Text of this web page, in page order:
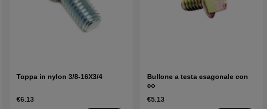
Toppa in nylon 3/8-16X3/4
€6.13
Bullone a testa esagonale con
co
€5.13